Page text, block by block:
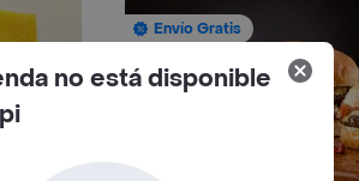
Envío Gratis
no está disponible